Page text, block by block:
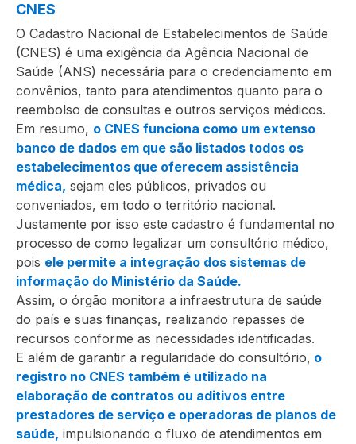
CNES
O Cadastro Nacional de Estabelecimentos de Saúde
(CNES) é uma exigência da Agência Nacional de
Saúde (ANS) necessária para o credenciamento em
convênios, tanto para atendimentos quanto para o
reembolso de consultas e outros serviços médicos.
Em resumo, o CNES funciona como um extenso
banco de dados em que são listados todos os
estabelecimentos que oferecem assistência
médica, sejam eles públicos, privados ou
conveniados, em todo o território nacional.
Justamente por isso este cadastro é fundamental no
processo de como legalizar um consultório médico,
pois ele permite a integração dos sistemas de
informação do Ministério da Saúde.
Assim, o órgão monitora a infraestrutura de saúde
do país e suas finanças, realizando repasses de
recursos conforme as necessidades identificadas.
E além de garantir a regularidade do consultório, o
registro no CNES também é utilizado na
elaboração de contratos ou aditivos entre
prestadores de serviço e operadoras de planos de
saúde, impulsionando o fluxo de atendimentos em